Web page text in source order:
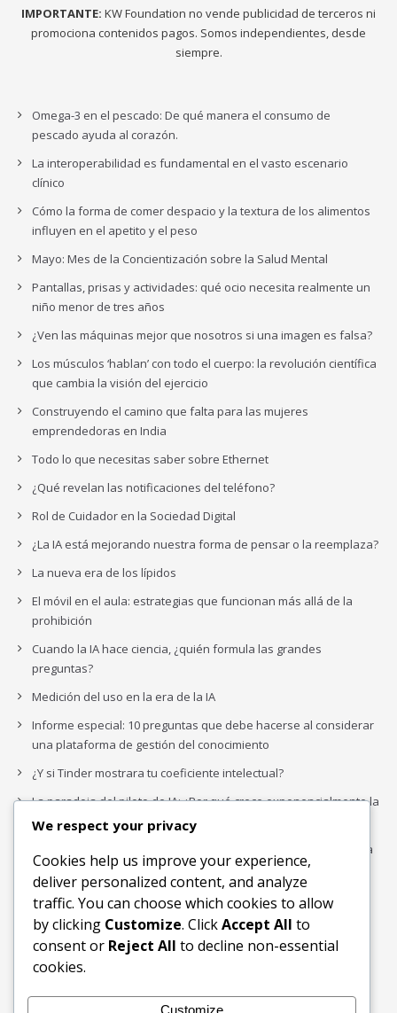
IMPORTANTE: KW Foundation no vende publicidad de terceros ni
promociona contenidos pagos. Somos independientes, desde
siempre.
Omega-3 en el pescado: De qué manera el consumo de
pescado ayuda al corazón.
La interoperabilidad es fundamental en el vasto escenario
clínico
Cómo la forma de comer despacio y la textura de los alimentos
influyen en el apetito y el peso
Mayo: Mes de la Concientización sobre la Salud Mental
Pantallas, prisas y actividades: qué ocio necesita realmente un
niño menor de tres años
¿Ven las máquinas mejor que nosotros si una imagen es falsa?
Los músculos ‘hablan’ con todo el cuerpo: la revolución científica
que cambia la visión del ejercicio
Construyendo el camino que falta para las mujeres
emprendedoras en India
Todo lo que necesitas saber sobre Ethernet
¿Qué revelan las notificaciones del teléfono?
Rol de Cuidador en la Sociedad Digital
¿La IA está mejorando nuestra forma de pensar o la reemplaza?
La nueva era de los lípidos
El móvil en el aula: estrategias que funcionan más allá de la
prohibición
Cuando la IA hace ciencia, ¿quién formula las grandes
preguntas?
Medición del uso en la era de la IA
Informe especial: 10 preguntas que debe hacerse al considerar
una plataforma de gestión del conocimiento
¿Y si Tinder mostrara tu coeficiente intelectual?
La paradoja del piloto de IA: ¿Por qué crece exponencialmente la
complejidad de la IA empresarial?
Los organigramas de marketing se crearon para los canales. La
IA acaba de dejarlos obsoletos.
Buscar
Buscar
We respect your privacy
Cookies help us improve your experience,
deliver personalized content, and analyze
traffic. You can choose which cookies to allow
by clicking Customize. ClickAccept All to
consent or Reject All to decline non-essential
cookies.
Customize